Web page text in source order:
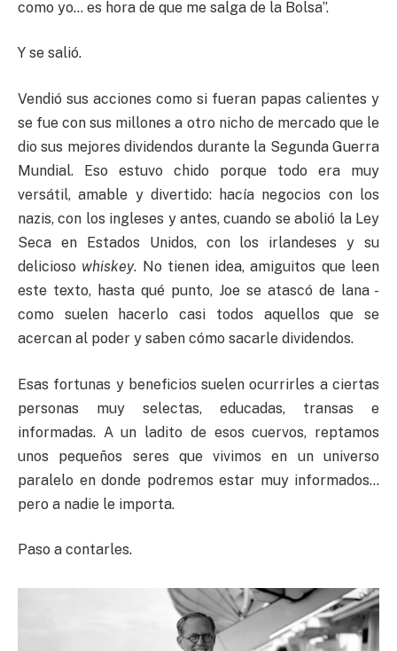
como yo… es hora de que me salga de la Bolsa”.
Y se salió.
Vendió sus acciones como si fueran papas calientes y
se fue con sus millones a otro nicho de mercado que le
dio sus mejores dividendos durante la Segunda Guerra
Mundial. Eso estuvo chido porque todo era muy
versátil, amable y divertido: hacía negocios con los
nazis, con los ingleses y antes, cuando se abolió la Ley
Seca en Estados Unidos, con los irlandeses y su
delicioso whiskey. No tienen idea, amiguitos que leen
este texto, hasta qué punto, Joe se atascó de lana -
como suelen hacerlo casi todos aquellos que se
acercan al poder y saben cómo sacarle dividendos.
Esas fortunas y beneficios suelen ocurrirles a ciertas
personas muy selectas, educadas, transas e
informadas. A un ladito de esos cuervos, reptamos
unos pequeños seres que vivimos en un universo
paralelo en donde podremos estar muy informados…
pero a nadie le importa.
Paso a contarles.